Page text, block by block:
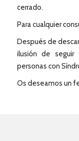
cerrado.
Para cualquier
Después de
ilusión de
personas con
Os deseamos un